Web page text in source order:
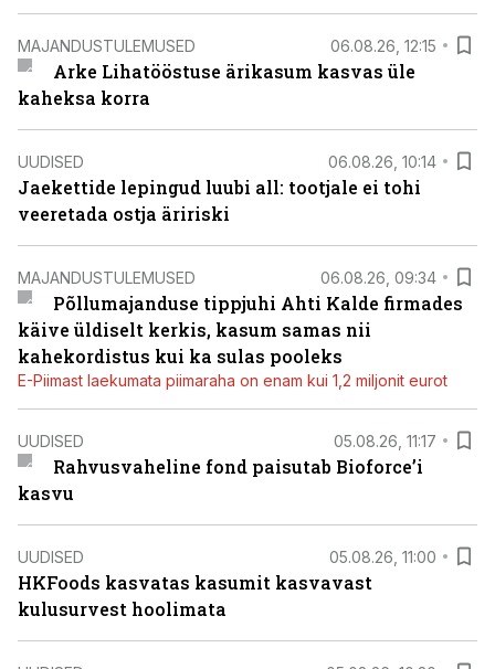
MAJANDUSTULEMUSED 06.08.26, 12:15
Arke Lihatööstuse ärikasum kasvas üle
kaheksa korra
UUDISED 06.08.26, 10:14
Jaekettide lepingud luubi all: tootjale ei tohi
veeretada ostja äririski
MAJANDUSTULEMUSED 06.08.26, 09:34
Põllumajanduse tippjuhi Ahti Kalde firmades
käive üldiselt kerkis, kasum samas nii
kahekordistus kui ka sulas pooleks
E-Piimast laekumata piimaraha on enam kui 1,2 miljonit eurot
UUDISED 05.08.26, 11:17
Rahvusvaheline fond paisutab Bioforce’i
kasvu
UUDISED 05.08.26, 11:00
HKFoods kasvatas kasumit kasvavast
kulusurvest hoolimata